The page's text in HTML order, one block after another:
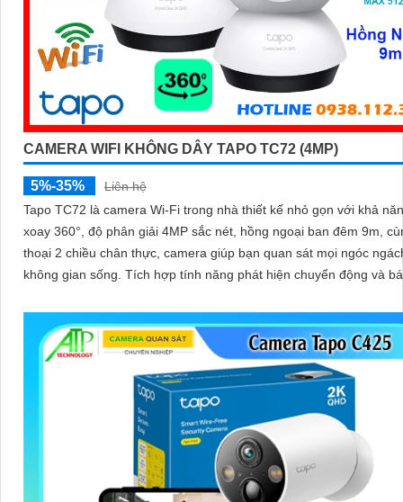
CAMERA WIFI KHÔNG DÂY TAPO TC72 (4MP)
5%-35%
Liên hệ
Tapo TC72 là camera Wi-Fi trong nhà thiết kế nhỏ gọn với khả
xoay 360°, độ phân giải 4MP sắc nét, hồng ngoại ban đêm 9m,
thoại 2 chiều chân thực, camera giúp bạn quan sát mọi ngóc
không gian sống. Tích hợp tính năng phát hiện chuyển động và báo động